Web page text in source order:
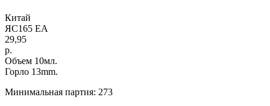
Китай
ЯС165 EA
29,95
р.
Объем 10мл.
Горло 13mm.
Минимальная партия: 273